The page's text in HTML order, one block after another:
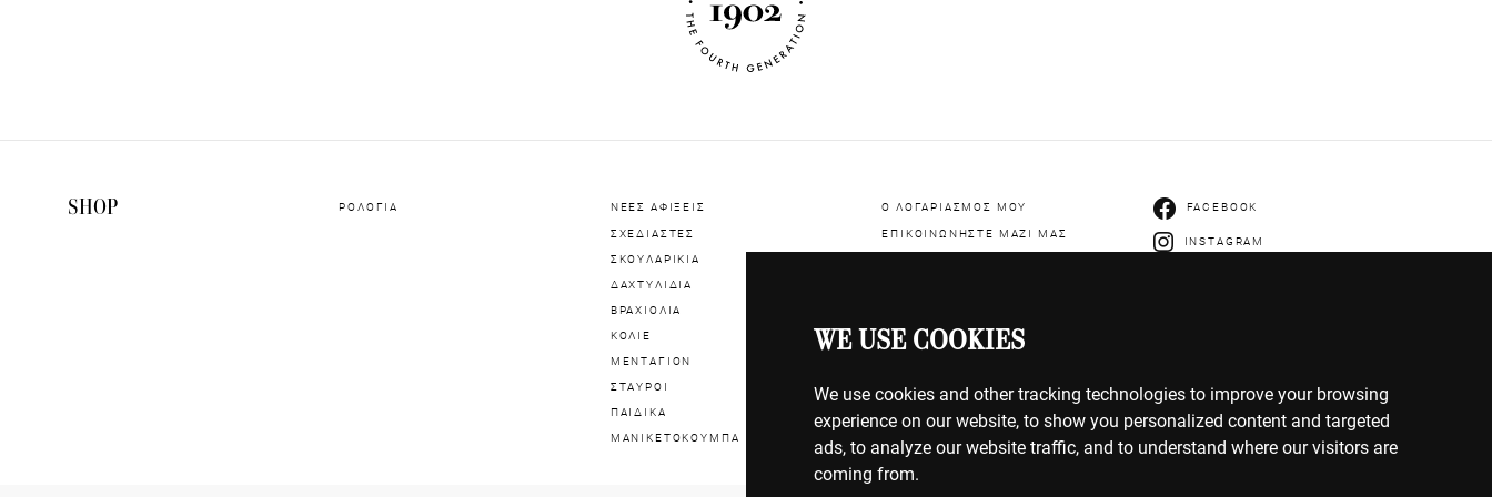
WE USE COOKIES
We use cookies and other tracking technologies to improve your browsing
experience on our website, to show you personalized content and targeted
ads, to analyze our website traffic, and to understand where our visitors are
coming from.
SHOP ΡΟΛΟΓΙΑ ΝΕΕΣ ΑΦΙΞΕΙΣ
ΣΧΕΔΙΑΣΤΕΣ
ΣΚΟΥΛΑΡΙΚΙΑ
ΔΑΧΤΥΛΙΔΙΑ
ΒΡΑΧΙΟΛΙΑ
ΚΟΛΙΕ
ΜΕΝΤΑΓΙΟΝ
ΣΤΑΥΡΟΙ
ΠΑΙΔΙΚΑ
ΜΑΝΙΚΕΤΟΚΟΥΜΠΑ
Ο ΛΟΓΑΡΙΑΣΜΟΣ ΜΟΥ
ΕΠΙΚΟΙΝΩΝΗΣΤΕ ΜΑΖΙ ΜΑΣ
ΕΠΙΣΤΡΟΦΕΣ
ΟΡΟΙ ΧΡΗΣΗΣ
ΠΟΛΙΤΙΚΗ COOKIES
FACEBOOK
INSTAGRAM